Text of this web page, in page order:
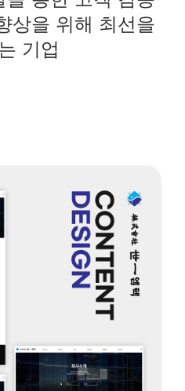
상을 위해 최선을
기업